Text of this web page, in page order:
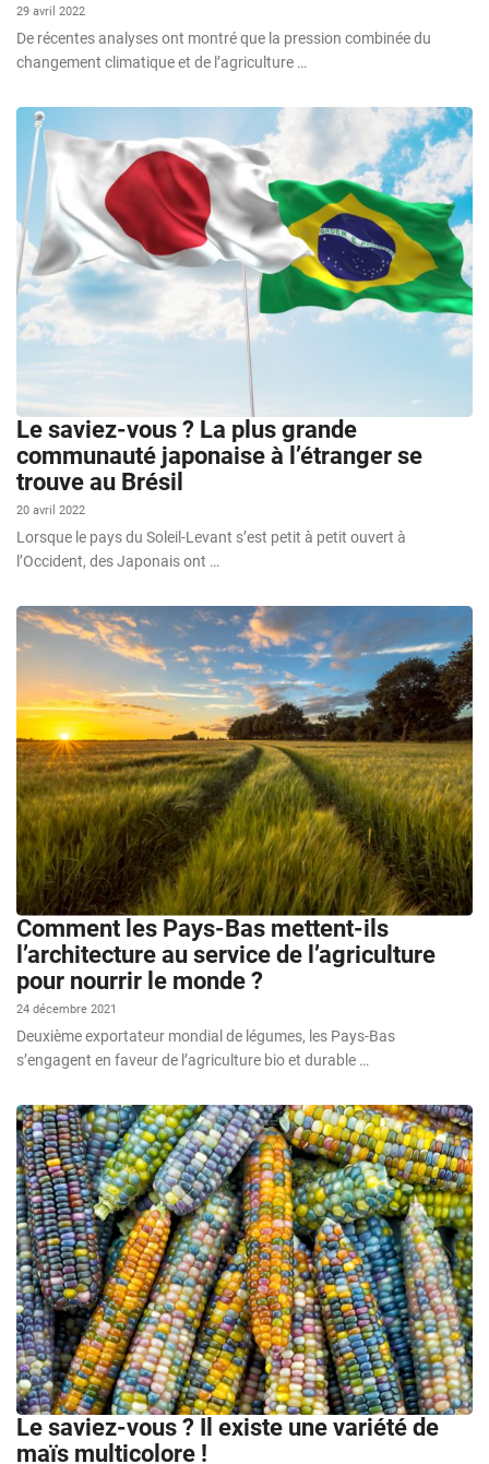
29 avril 2022
De récentes analyses ont montré que la pression combinée du
changement climatique et de l’agriculture …
Le saviez-vous ? La plus grande
communauté japonaise à l’étranger se
trouve au Brésil
20 avril 2022
Lorsque le pays du Soleil-Levant s’est petit à petit ouvert à
l’Occident, des Japonais ont …
Comment les Pays-Bas mettent-ils
l’architecture au service de l’agriculture
pour nourrir le monde ?
24 décembre 2021
Deuxième exportateur mondial de légumes, les Pays-Bas
s’engagent en faveur de l’agriculture bio et durable …
Le saviez-vous ? Il existe une variété de
maïs multicolore !